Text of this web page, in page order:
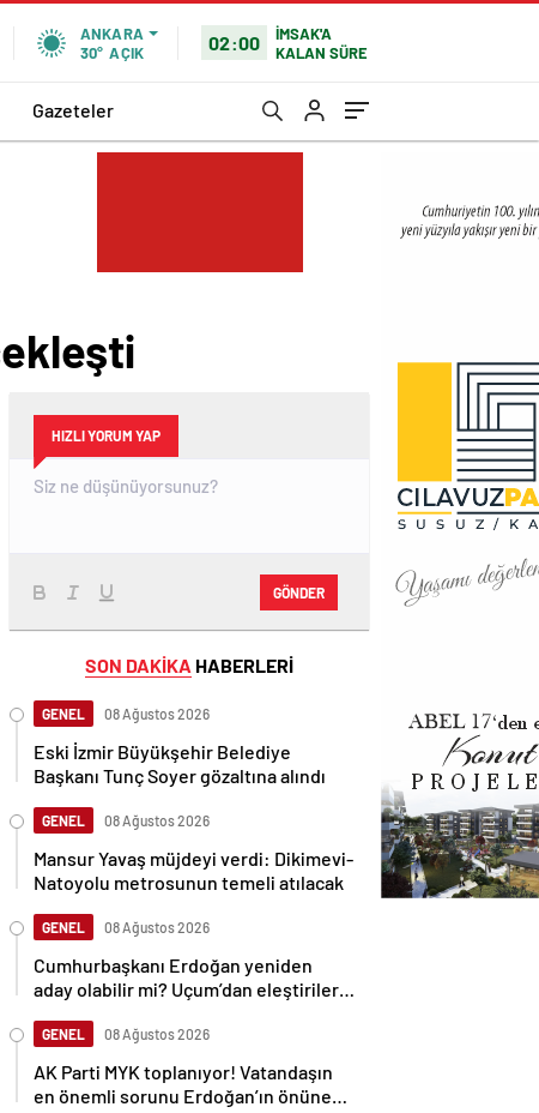
ANKARA
30° AÇIK 02:00
İMSAK'A
KALAN SÜRE
Gazeteler
HIZLI YORUM YAP
GÖNDER
SON DAKİKA HABERLERİ
GENEL 08 Ağustos 2026
Eski İzmir Büyükşehir Belediye
Başkanı Tunç Soyer gözaltına alındı
GENEL 08 Ağustos 2026
Mansur Yavaş müjdeyi verdi: Dikimevi-
Natoyolu metrosunun temeli atılacak
GENEL 08 Ağustos 2026
Cumhurbaşkanı Erdoğan yeniden
aday olabilir mi? Uçum’dan eleştirilere
GENEL 08 Ağustos 2026
AK Parti MYK toplanıyor! Vatandaşın
en önemli sorunu Erdoğan’ın önüne